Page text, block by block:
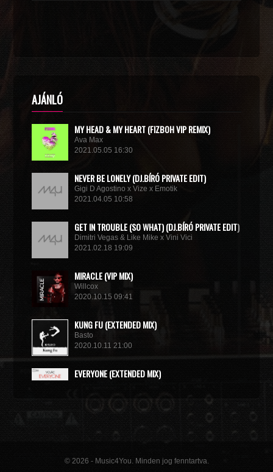
AJÁNLÓ
MY HEAD & MY HEART (FIZBOH VIP REMIX)
Ava Max
2021.05.05 16:30
NEVER BE LONELY (DJ.BÍRÓ PRIVATE EDIT)
Gigi D Agostino x Vize x Emotik
2021.04.05 10:58
GET IN TROUBLE (SO WHAT) (DJ.BÍRÓ PRIVATE EDIT)
Dimitri Vegas & Like Mike x Vini Vici
2021.02.18 19:09
MIRACLE (VIP MIX)
Willcox
2020.10.15 09:41
KUNG FU (EXTENDED MIX)
Basto
2020.10.11 21:00
EVERYONE (EXTENDED MIX)
© 2026 - Music4You. Minden jog fenntartva.